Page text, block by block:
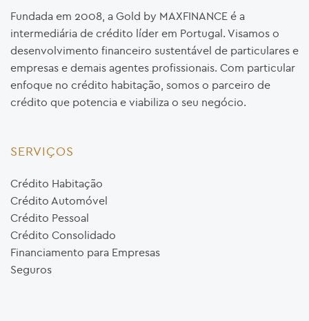
Fundada em 2008, a Gold by MAXFINANCE é a
intermediária de crédito líder em Portugal. Visamos o
desenvolvimento financeiro sustentável de particulares e
empresas e demais agentes profissionais. Com particular
enfoque no crédito habitação, somos o parceiro de
crédito que potencia e viabiliza o seu negócio.
SERVIÇOS
Crédito Habitação
Crédito Automóvel
Crédito Pessoal
Crédito Consolidado
Financiamento para Empresas
Seguros